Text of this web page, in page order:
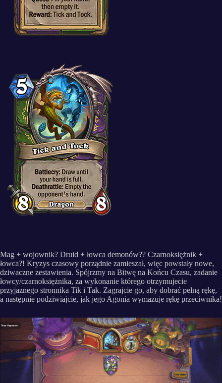
Mag + wojownik? Druid + łowca demonów?? Czarnoksiężnik +
łowca?! Kryzys czasowy porządnie zamieszał, więc powstały nowe,
dziwaczne zestawienia. Spójrzmy na Bitwę na Końcu Czasu, zadanie
łowcy/czarnoksiężnika, za wykonanie którego otrzymujecie
przyjaznego stronnika Tik i Tak. Zagrajcie go, aby dobrać pełną rękę,
a następnie podziwiajcie, jak jego Agonia wymazuje rękę przeciwnika!